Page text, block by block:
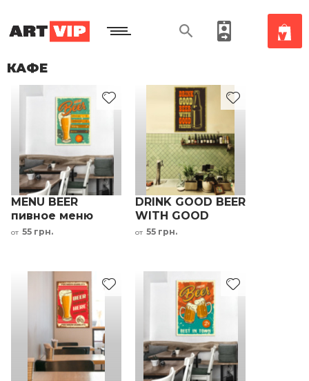
КАФЕ
MENU BEER
пивное меню
металлическая
от 55 грн.
DRINK GOOD BEER
WITH GOOD
FRIENDS декор в
от 55 грн.